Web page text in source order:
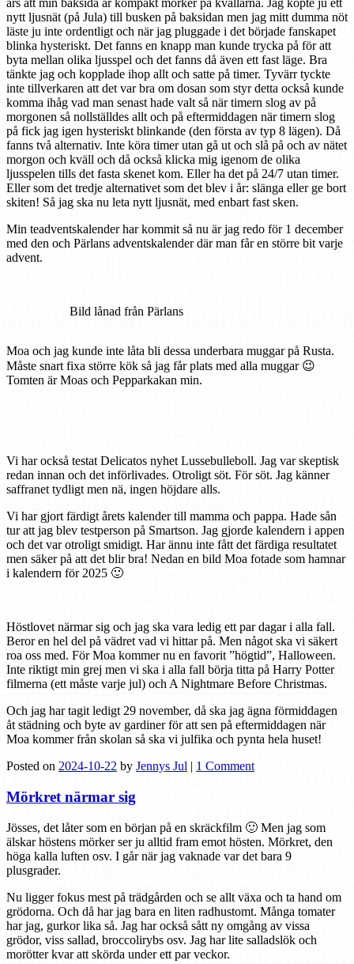
års att min baksida är kompakt mörker på kvällarna. Jag köpte ju ett
nytt ljusnät (på Jula) till busken på baksidan men jag mitt dumma nöt
läste ju inte ordentligt och när jag pluggade i det började fanskapet
blinka hysteriskt. Det fanns en knapp man kunde trycka på för att
byta mellan olika ljusspel och det fanns då även ett fast läge. Bra
tänkte jag och kopplade ihop allt och satte på timer. Tyvärr tyckte
inte tillverkaren att det var bra om dosan som styr detta också kunde
komma ihåg vad man senast hade valt så när timern slog av på
morgonen så nollställdes allt och på eftermiddagen när timern slog
på fick jag igen hysteriskt blinkande (den första av typ 8 lägen). Då
fanns två alternativ. Inte köra timer utan gå ut och slå på och av nätet
morgon och kväll och då också klicka mig igenom de olika
ljusspelen tills det fasta skenet kom. Eller ha det på 24/7 utan timer.
Eller som det tredje alternativet som det blev i år: slänga eller ge bort
skiten! Så jag ska nu leta nytt ljusnät, med enbart fast sken.
Min teadventskalender har kommit så nu är jag redo för 1 december
med den och Pärlans adventskalender där man får en större bit varje
advent.
Bild lånad från Pärlans
Moa och jag kunde inte låta bli dessa underbara muggar på Rusta.
Måste snart fixa större kök så jag får plats med alla muggar 😉
Tomten är Moas och Pepparkakan min.
Vi har också testat Delicatos nyhet Lussebulleboll. Jag var skeptisk
redan innan och det införlivades. Otroligt söt. För söt. Jag känner
saffranet tydligt men nä, ingen höjdare alls.
Vi har gjort färdigt årets kalender till mamma och pappa. Hade sån
tur att jag blev testperson på Smartson. Jag gjorde kalendern i appen
och det var otroligt smidigt. Har ännu inte fått det färdiga resultatet
men säker på att det blir bra! Nedan en bild Moa fotade som hamnar
i kalendern för 2025 🙂
Höstlovet närmar sig och jag ska vara ledig ett par dagar i alla fall.
Beror en hel del på vädret vad vi hittar på. Men något ska vi säkert
roa oss med. För Moa kommer nu en favorit ”högtid”, Halloween.
Inte riktigt min grej men vi ska i alla fall börja titta på Harry Potter
filmerna (ett måste varje jul) och A Nightmare Before Christmas.
Och jag har tagit ledigt 29 november, då ska jag ägna förmiddagen
åt städning och byte av gardiner för att sen på eftermiddagen när
Moa kommer från skolan så ska vi julfika och pynta hela huset!
Posted on 2024-10-22 by Jennys Jul | 1 Comment
Mörkret närmar sig
Jösses, det låter som en början på en skräckfilm 🙂 Men jag som
älskar höstens mörker ser ju alltid fram emot hösten. Mörkret, den
höga kalla luften osv. I går när jag vaknade var det bara 9
plusgrader.
Nu ligger fokus mest på trädgården och se allt växa och ta hand om
grödorna. Och då har jag bara en liten radhustomt. Många tomater
har jag, gurkor lika så. Jag har också sått ny omgång av vissa
grödor, viss sallad, broccolirybs osv. Jag har lite salladslök och
morötter kvar att skörda under ett par veckor.